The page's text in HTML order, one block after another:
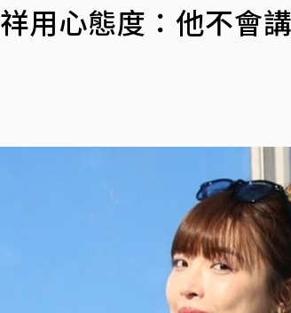
用心態度：他不會